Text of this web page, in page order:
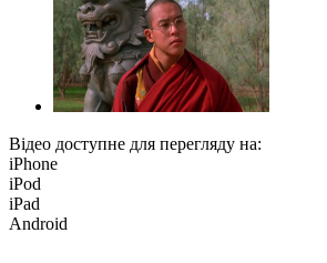
Відео доступне для перегляду на:
iPhone
iPod
iPad
Android